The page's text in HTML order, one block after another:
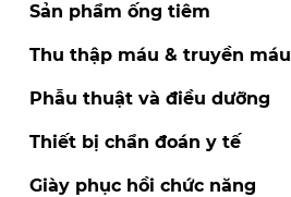
Sản phẩm ống tiêm
Thu thập máu & truyền máu
Phẫu thuật và điều dưỡng
Thiết bị chẩn đoán y tế
Giày phục hồi chức năng